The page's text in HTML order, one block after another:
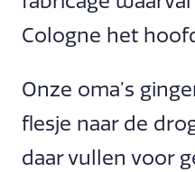
Cologne het
Onze oma’s
flesje naar de
daar vullen voor